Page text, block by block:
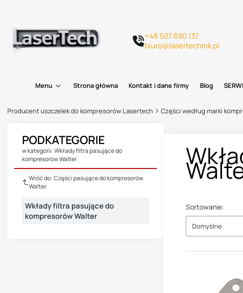
+48 507 690 137
biuro@lasertechmk.pl
Menu Strona główna Kontakt i dane firmy Blog
Producent uszczelek do kompresorów Lasertech Części według marki
PODKATEGORIE
w kategorii: Wkłady filtra pasujące do
kompresorów Walter
Wróć do: Części pasujące do kompresorów
Walter
Wkłady filtra pasujące do
kompresorów Walter
Sortowanie:
Domyślne